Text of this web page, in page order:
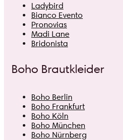
Ladybird
Bianco Evento
Pronovias
Madi Lane
Bridonista
Boho Brautkleider
Boho Berlin
Boho Frankfurt
Boho Köln
Boho München
Boho Nürnberg